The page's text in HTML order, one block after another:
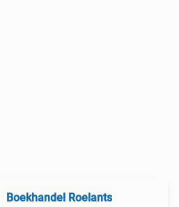
Boekhandel Roelants